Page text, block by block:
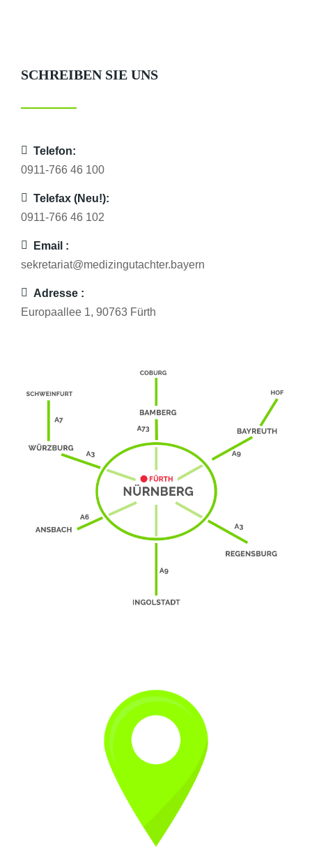
SCHREIBEN SIE UNS
Telefon:
0911-766 46 100
Telefax (Neu!):
0911-766 46 102
Email :
sekretariat@medizingutachter.bayern
Adresse :
Europaallee 1, 90763 Fürth